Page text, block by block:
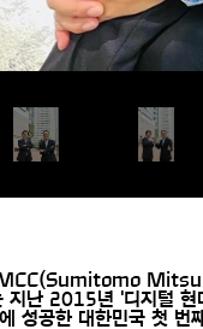
지난 2015년 '디지털
성공한 대한민국 첫 번